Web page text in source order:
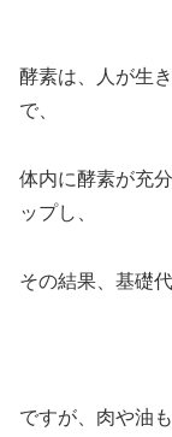
酵素は、人が生
で、
体内に酵素が充
ップし、
その結果、基礎
ですが、肉や油